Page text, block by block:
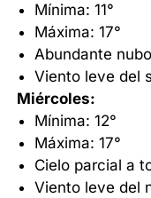
Mínima: 11°
Máxima: 17°
Abundante
Viento leve del
Miércoles:
Mínima: 12°
Máxima: 17°
Cielo parcial a
Viento leve del